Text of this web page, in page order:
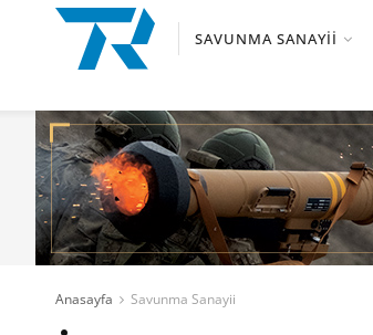
SAVUNMA SANAYII
Anasayfa Savunma Sanayii